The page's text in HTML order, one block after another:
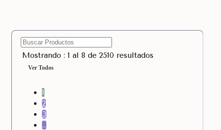
Mostrando : 1 al 8 de 2510 resultados
Ver Todos
1
2
3
…